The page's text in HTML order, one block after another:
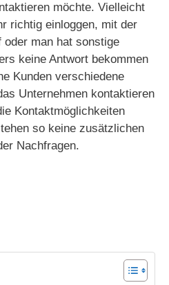
möchte. Vielleicht
richtig einloggen, mit der
man hat sonstige
keine Antwort bekommen
Kunden verschiedene
Unternehmen kontaktieren
Kontaktmöglichkeiten
so keine zusätzlichen
Nachfragen.